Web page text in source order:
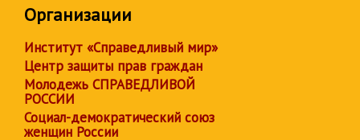
Организации
Институт «Справедливый мир»
Центр защиты прав граждан
Молодежь СПРАВЕДЛИВОЙ
РОССИИ
Социал-демократический союз
женщин России